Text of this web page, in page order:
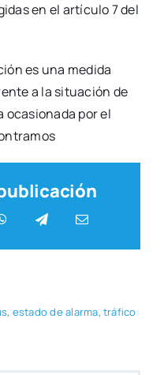
en el artícu­lo 7 del
es una medi­da
a la situa­ción de
oca­sio­na­da por el
, esta­do de alar­ma,trá­fi­co